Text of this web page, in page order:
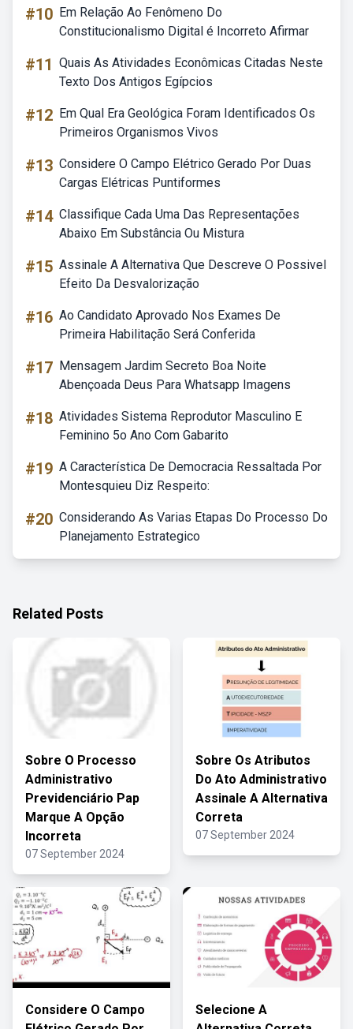
#10 Em Relação Ao Fenômeno Do
Constitucionalismo Digital é Incorreto Afirmar
#11 Quais As Atividades Econômicas Citadas Neste
Texto Dos Antigos Egípcios
#12 Em Qual Era Geológica Foram Identificados Os
Primeiros Organismos Vivos
#13 Considere O Campo Elétrico Gerado Por Duas
Cargas Elétricas Puntiformes
#14 Classifique Cada Uma Das Representações
Abaixo Em Substância Ou Mistura
#15 Assinale A Alternativa Que Descreve O Possivel
Efeito Da Desvalorização
#16 Ao Candidato Aprovado Nos Exames De
Primeira Habilitação Será Conferida
#17 Mensagem Jardim Secreto Boa Noite
Abençoada Deus Para Whatsapp Imagens
#18 Atividades Sistema Reprodutor Masculino E
Feminino 5o Ano Com Gabarito
#19 A Característica De Democracia Ressaltada Por
Montesquieu Diz Respeito:
#20 Considerando As Varias Etapas Do Processo Do
Planejamento Estrategico
Related Posts
Sobre O Processo
Administrativo
Previdenciário Pap
Marque A Opção
Incorreta
07 September 2024
Sobre Os Atributos
Do Ato Administrativo
Assinale A Alternativa
Correta
07 September 2024
Considere O Campo
Selecione A